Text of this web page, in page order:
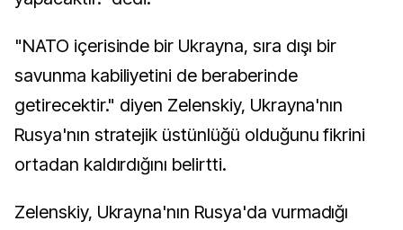
"NATO içerisinde bir Ukrayna, sıra dışı bir
savunma kabiliyetini de beraberinde
getirecektir." diyen Zelenskiy, Ukrayna'nın
Rusya'nın stratejik üstünlüğü olduğunu fikrini
ortadan kaldırdığını belirtti.
Zelenskiy, Ukrayna'nın Rusya'da vurmadığı